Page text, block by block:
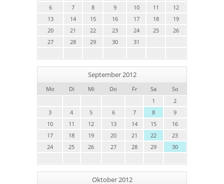
6
7 8 9 10 11
12
13
14 15 16 17 18
19
20
21 22 23 24 25
26
27
28 29 30 31
September 2012
Mo Di Mi Do Fr Sa
So
1
2
3
4 5 6 7 8
9
10
11 12 13 14 15
16
17
18 19 20 21 22
23
24
25 26 27 28 29 30
Oktober 2012